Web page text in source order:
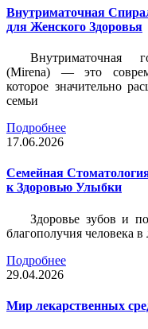
Внутриматочная
для Женского Здоровья
Внутриматочная
(Mirena) — это
которое значительно
семьи
Подробнее
17.06.2026
Семейная
к Здоровью Улыбки
Здоровье зубов и
благополучия человека
Подробнее
29.04.2026
Мир лекарственных